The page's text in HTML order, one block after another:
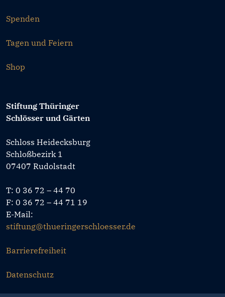
Spenden
Tagen und Feiern
Shop
Stiftung Thüringer
Schlösser und Gärten
Schloss Heidecksburg
Schloßbezirk 1
07407 Rudolstadt
T: 0 36 72 – 44 70
F: 0 36 72 – 44 71 19
E-Mail:
stiftung@thueringerschloesser.de
Barrierefreiheit
Datenschutz